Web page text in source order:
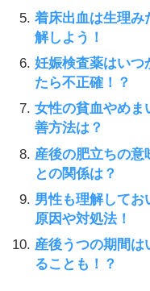
着床出血は生理み
解しよう！
妊娠検査薬はいつ
たら不正確！？
女性の貧血やめま
善方法は？
産後の肥立ちの意
との関係は？
男性も理解してお
原因や対処法！
産後うつの期間は
ることも！？